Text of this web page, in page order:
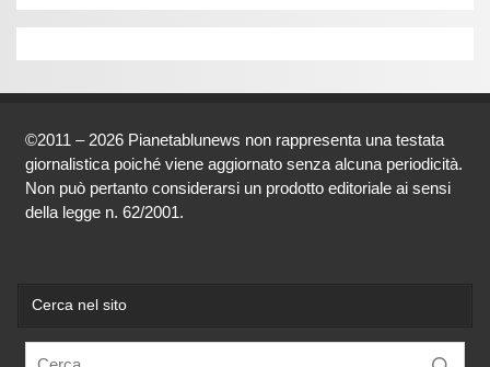
©2011 – 2026 Pianetablunews non rappresenta una testata
giornalistica poiché viene aggiornato senza alcuna periodicità.
Non può pertanto considerarsi un prodotto editoriale ai sensi
della legge n. 62/2001.
Cerca nel sito